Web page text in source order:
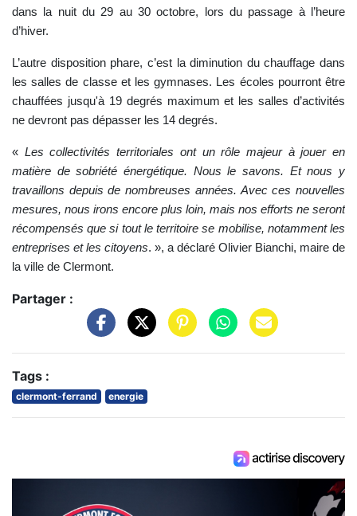
dans la nuit du 29 au 30 octobre, lors du passage à l’heure
d’hiver.
L’autre disposition phare, c’est la diminution du chauffage dans
les salles de classe et les gymnases. Les écoles pourront être
chauffées jusqu'à 19 degrés maximum et les salles d’activités
ne devront pas dépasser les 14 degrés.
« Les collectivités territoriales ont un rôle majeur à jouer en
matière de sobriété énergétique. Nous le savons. Et nous y
travaillons depuis de nombreuses années. Avec ces nouvelles
mesures, nous irons encore plus loin, mais nos efforts ne seront
récompensés que si tout le territoire se mobilise, notamment les
entreprises et les citoyens. », a déclaré Olivier Bianchi, maire de
la ville de Clermont.
Partager :
Tags :
clermont-ferrand energie